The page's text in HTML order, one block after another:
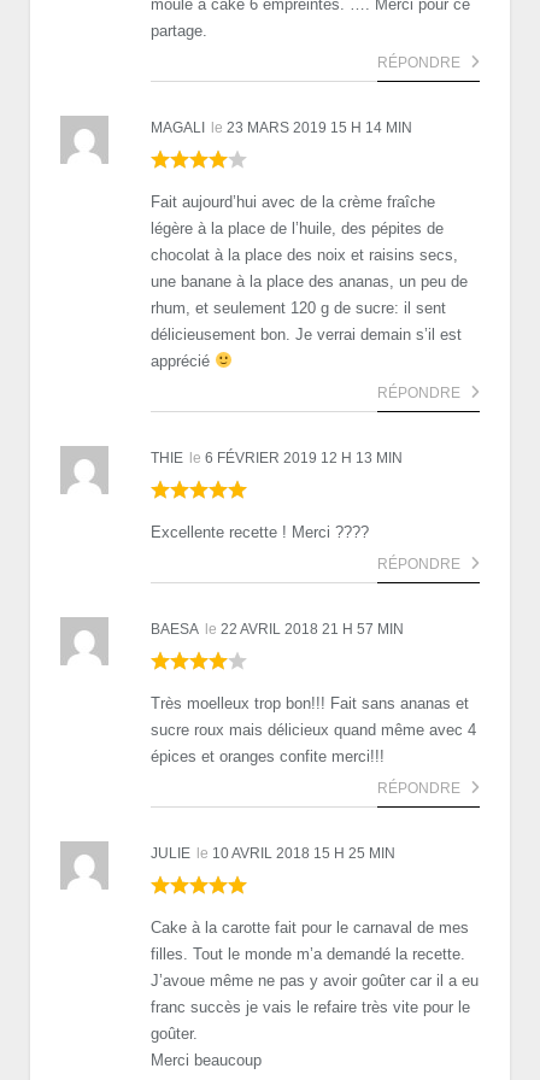
moule à cake 6 empreintes. …. Merci pour ce
partage.
RÉPONDRE
MAGALI le 23 MARS 2019 15 H 14 MIN
Fait aujourd’hui avec de la crème fraîche
légère à la place de l’huile, des pépites de
chocolat à la place des noix et raisins secs,
une banane à la place des ananas, un peu de
rhum, et seulement 120 g de sucre: il sent
délicieusement bon. Je verrai demain s’il est
apprécié
RÉPONDRE
THIE le 6 FÉVRIER 2019 12 H 13 MIN
Excellente recette ! Merci ????
RÉPONDRE
BAESA le 22 AVRIL 2018 21 H 57 MIN
Très moelleux trop bon!!! Fait sans ananas et
sucre roux mais délicieux quand même avec 4
épices et oranges confite merci!!!
RÉPONDRE
JULIE le 10 AVRIL 2018 15 H 25 MIN
Cake à la carotte fait pour le carnaval de mes
filles. Tout le monde m’a demandé la recette.
J’avoue même ne pas y avoir goûter car il a eu
franc succès je vais le refaire très vite pour le
goûter.
Merci beaucoup